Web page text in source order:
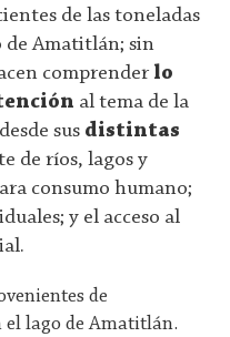
de las toneladas
de Amatitlán; sin
comprender lo
al tema de la
sus distintas
de ríos, lagos y
consumo humano;
y el acceso al
de
el lago de Amatitlán.